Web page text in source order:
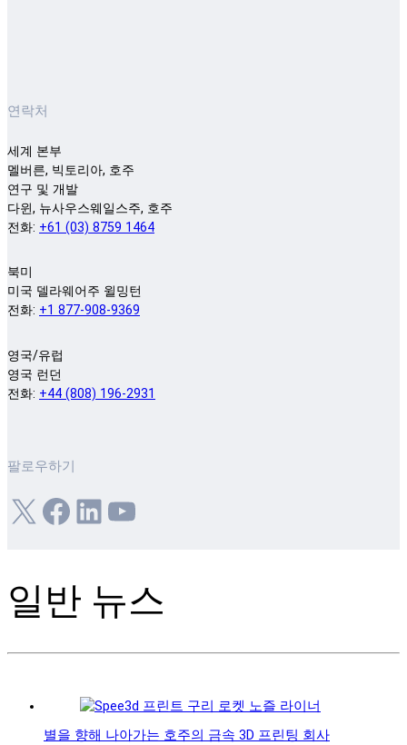
연락처
세계 본부
멜버른, 빅토리아, 호주
연구 및 개발
다윈, 뉴사우스웨일스주, 호주
전화: +61 (03) 8759 1464
북미
미국 델라웨어주 윌밍턴
전화: +1 877-908-9369
영국/유럽
영국 런던
전화: +44 (808) 196-2931
팔로우하기
X Facebook LinkedIn YouTube
일반 뉴스
별을 향해 나아가는 호주의 금속 3D 프린팅 회사